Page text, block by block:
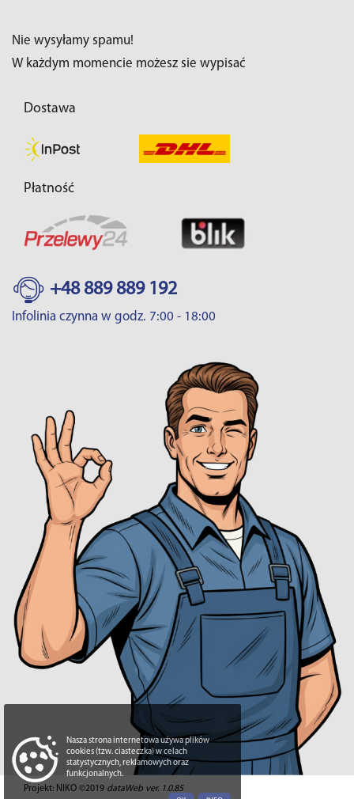
Nie wysyłamy spamu!
W każdym momencie możesz sie wypisać
Dostawa
Płatność
+48 889 889 192
Infolinia czynna w godz. 7:00 - 18:00
Projekt: NIKO ©2019 dataWeb ver. 1.0.85
Nasza strona internetowa używa plików
cookies (tzw. ciasteczka) w celach
statystycznych, reklamowych oraz
funkcjonalnych.